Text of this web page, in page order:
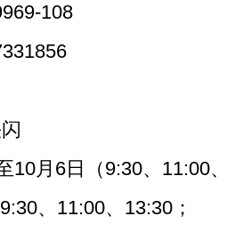
108
10月6日（9:30、11:00
11:00、13:30；